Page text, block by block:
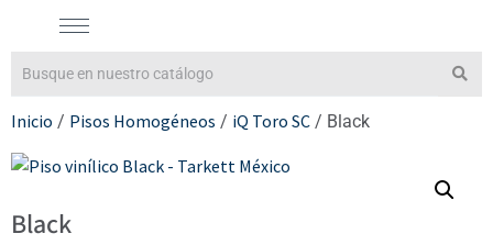
Inicio / Pisos Homogéneos / iQ Toro SC / Black
Black